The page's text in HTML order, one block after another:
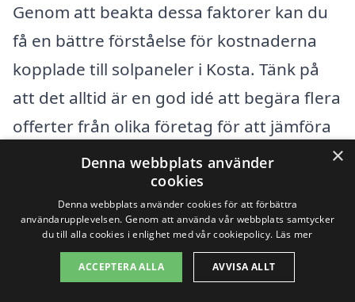
Genom att beakta dessa faktorer kan du
få en bättre förståelse för kostnaderna
kopplade till solpaneler i Kosta. Tänk på
att det alltid är en god idé att begära flera
offerter från olika företag för att jämföra
priser och tjänster. Påsolpaneler-
kan du enkelt hitta och
jämföra företag i ditt område som kan
hjälpa dig med installation av solpaneler.
Genom att använda vår plattform kan du
×
Denna webbplats använder
cookies
Denna webbplats använder cookies för att förbättra
användarupplevelsen. Genom att använda vår webbplats samtycker
du till alla cookies i enlighet med vår cookiepolicy. Läs mer
ACCEPTERA ALLA AVVISA ALLT